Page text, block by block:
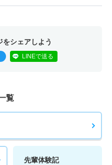
をシェアしよう
LINEで送る
覧
先輩体験記